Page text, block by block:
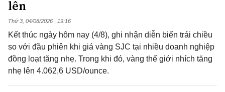
lên
Thứ 3, 04/08/2026 | 19:16
Kết thúc ngày hôm nay (4/8), ghi nhận diễn biến trái chiều
so với đầu phiên khi giá vàng SJC tại nhiều doanh nghiệp
đồng loạt tăng nhẹ. Trong khi đó, vàng thế giới nhích tăng
nhẹ lên 4.062,6 USD/ounce.